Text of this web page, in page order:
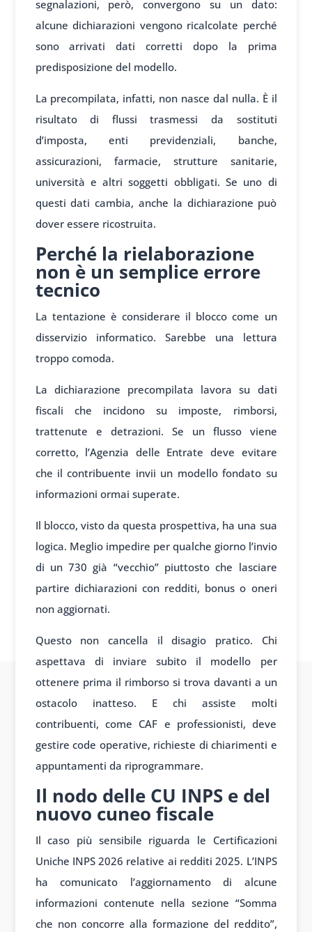
segnalazioni, però, convergono su un dato:
alcune dichiarazioni vengono ricalcolate perché
sono arrivati dati corretti dopo la prima
predisposizione del modello.
La precompilata, infatti, non nasce dal nulla. È il
risultato di flussi trasmessi da sostituti
d’imposta, enti previdenziali, banche,
assicurazioni, farmacie, strutture sanitarie,
università e altri soggetti obbligati. Se uno di
questi dati cambia, anche la dichiarazione può
dover essere ricostruita.
Perché la rielaborazione
non è un semplice errore
tecnico
La tentazione è considerare il blocco come un
disservizio informatico. Sarebbe una lettura
troppo comoda.
La dichiarazione precompilata lavora su dati
fiscali che incidono su imposte, rimborsi,
trattenute e detrazioni. Se un flusso viene
corretto, l’Agenzia delle Entrate deve evitare
che il contribuente invii un modello fondato su
informazioni ormai superate.
Il blocco, visto da questa prospettiva, ha una sua
logica. Meglio impedire per qualche giorno l’invio
di un 730 già “vecchio” piuttosto che lasciare
partire dichiarazioni con redditi, bonus o oneri
non aggiornati.
Questo non cancella il disagio pratico. Chi
aspettava di inviare subito il modello per
ottenere prima il rimborso si trova davanti a un
ostacolo inatteso. E chi assiste molti
contribuenti, come CAF e professionisti, deve
gestire code operative, richieste di chiarimenti e
appuntamenti da riprogrammare.
Il nodo delle CU INPS e del
nuovo cuneo fiscale
Il caso più sensibile riguarda le Certificazioni
Uniche INPS 2026 relative ai redditi 2025. L’INPS
ha comunicato l’aggiornamento di alcune
informazioni contenute nella sezione “Somma
che non concorre alla formazione del reddito”,